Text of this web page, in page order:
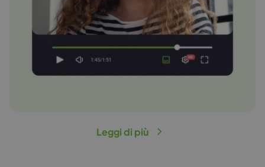
Leggi di più